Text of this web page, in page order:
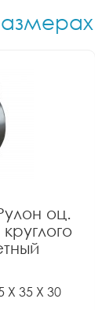
оц.
35 X 30